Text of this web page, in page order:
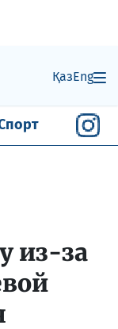
ҚазEng
из-за